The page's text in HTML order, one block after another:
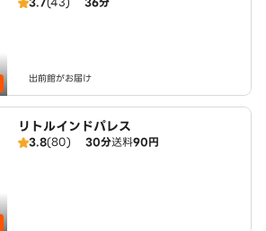
出前館がお届け
リトルインドパレス
3.8(80) 30分送料90円